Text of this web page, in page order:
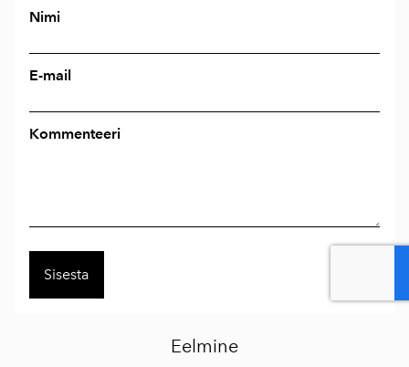
Nimi
E-mail
Kommenteeri
Eelmine